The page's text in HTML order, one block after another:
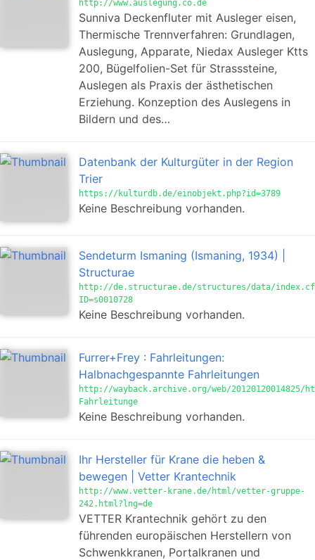
http://www.auslegung.co.de
Sunniva Deckenfluter mit Ausleger eisen,
Thermische Trennverfahren: Grundlagen,
Auslegung, Apparate, Niedax Ausleger Ktts
200, Bügelfolien-Set für Strasssteine,
Auslegen als Praxis der ästhetischen
Erziehung. Konzeption des Auslegens in
Bildern und des…
Datenbank der Kulturgüter in der Region
Trier
https://kulturdb.de/einobjekt.php?id=3789
Keine Beschreibung vorhanden.
Sendeturm Ismaning (Ismaning, 1934) |
Structurae
http://de.structurae.de/structures/data/
ID=s0010728
Keine Beschreibung vorhanden.
Furrer+Frey : Fahrleitungen:
Halbnachgespannte Fahrleitungen
http://wayback.archive.org/web/
Fahrleitunge
Keine Beschreibung vorhanden.
Ihr Hersteller für Krane die heben &
bewegen | Vetter Krantechnik
http://www.vetter-krane.de/html/vetter-gruppe-
242.html?lng=de
VETTER Krantechnik gehört zu den
führenden europäischen Herstellern von
Schwenkkranen, Portalkranen und